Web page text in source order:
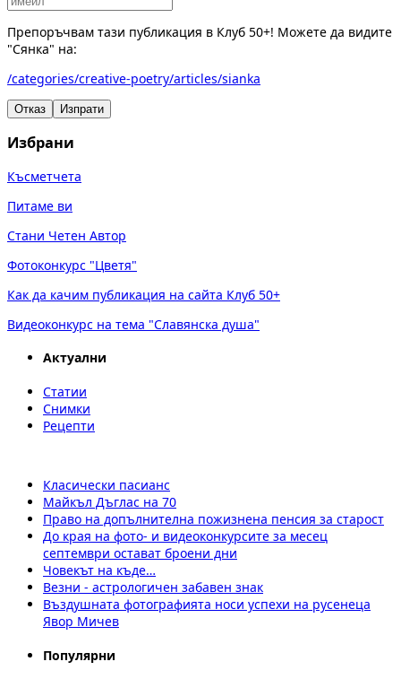
Препоръчвам тази публикация в Клуб 50+! Можете да видите
"Сянка" на:
/categories/creative-poetry/articles/sianka
Отказ Изпрати
Избрани
Късметчета
Питаме ви
Стани Четен Автор
Фотоконкурс "Цветя"
Как да качим публикация на сайта Клуб 50+
Видеоконкурс на тема "Славянска душа"
Актуални
Статии
Снимки
Рецепти
Класически пасианс
Майкъл Дъглас на 70
Право на допълнителна пожизнена пенсия за старост
До края на фото- и видеоконкурсите за месец
септември остават броени дни
Човекът на къде…
Везни - астрологичен забавен знак
Въздушната фотографията носи успехи на русенеца
Явор Мичев
Популярни